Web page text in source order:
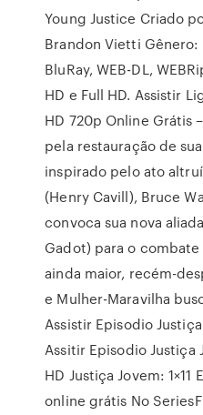
Young Justice Criado
Brandon Vietti Gênero:
BluRay, WEB-DL,
HD e Full HD. Assistir
HD 720p Online Grátis
pela restauração de
inspirado pelo ato
(Henry Cavill), Bruce
convoca sua nova
Gadot) para o
ainda maior, recém-
e Mulher-Maravilha
Assistir Episodio Justiça
Assitir Episodio Justiça
HD Justiça Jovem:
online grátis No